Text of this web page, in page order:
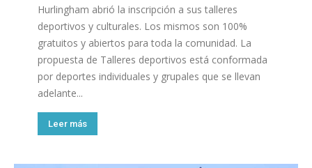
Hurlingham abrió la inscripción a sus talleres
deportivos y culturales. Los mismos son 100%
gratuitos y abiertos para toda la comunidad. La
propuesta de Talleres deportivos está conformada
por deportes individuales y grupales que se llevan
adelante...
Leer más